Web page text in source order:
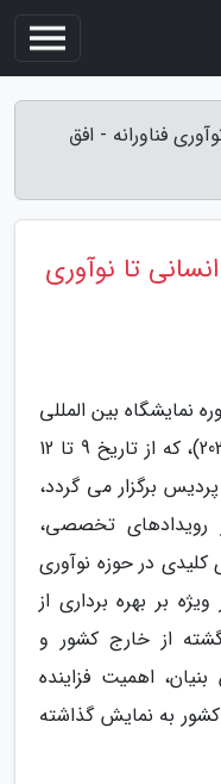
تا نوآوری فناورانه - افق
انسانی تا نوآوری
نمایشگاه بین المللی
فناوری و نوآوری ایران (اینوتکس 2025)، که از تاریخ 9 تا 12
فناوری پردیس برگزار می گردد،
رویدادهای تخصصی،
در حوزه نوآوری
بر بهره برداری از
از خارج کشور و
اهمیت فزاینده
به نمایش گذاشته